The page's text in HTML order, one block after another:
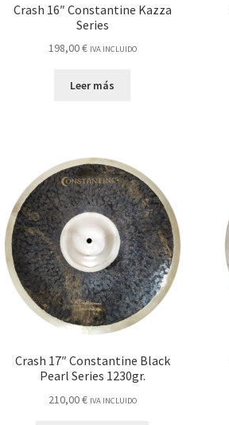
Crash 16″ Constantine Kazza
Series
198,00€ IVA INCLUIDO
Leer más
Crash 17″ Constantine Black
Pearl Series 1230gr.
210,00€ IVA INCLUIDO